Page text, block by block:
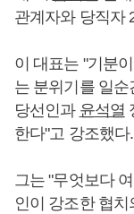
관계자와 당직자
이 대표는 "기분
는 분위기를 일순
당선인과 윤석열
한다"고 강조했다.
그는 "무엇보다
인이 강조한 협